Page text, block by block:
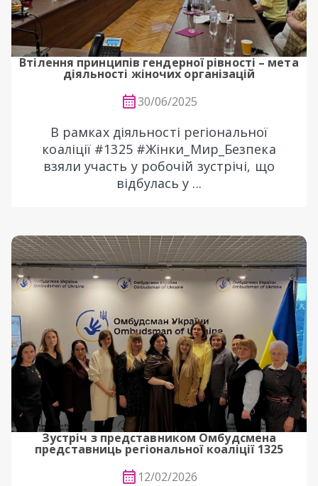
Втілення принципів гендерної рівності – мета
діяльності жіночих організацій
30/06/2025
В рамках діяльності регіональної
коаліції #1325 #Жінки_Мир_Безпека
взяли участь у робочій зустрічі, що
відбулась у ...
Зустріч з представником Омбудсмена
представниць регіональної коаліції 1325
12/02/2026